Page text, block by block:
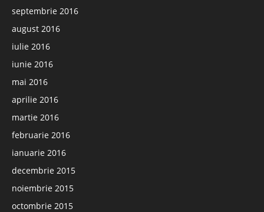
septembrie 2016
august 2016
iulie 2016
iunie 2016
mai 2016
aprilie 2016
martie 2016
februarie 2016
ianuarie 2016
decembrie 2015
noiembrie 2015
octombrie 2015